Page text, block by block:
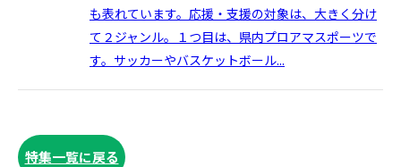
も表れています。応援・支援の対象は、大きく分け
て２ジャンル。１つ目は、県内プロアマスポーツで
す。サッカーやバスケットボール...
特集一覧に戻る